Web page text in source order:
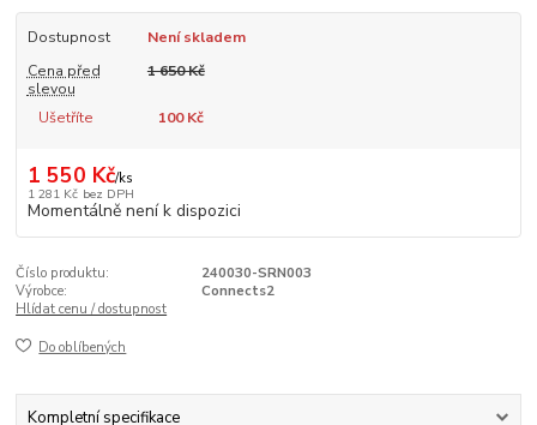
Dostupnost
Není skladem
Cena před
slevou
1 650 Kč
Ušetříte 100 Kč
1 550 Kč/ks
1 281 Kč bez DPH
Momentálně není k dispozici
Číslo produktu:
240030-SRN003
Výrobce:
Connects2
Hlídat cenu / dostupnost
Do oblíbených
Kompletní specifikace